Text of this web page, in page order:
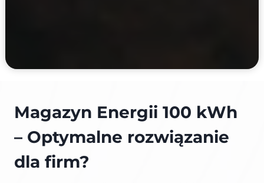
Magazyn Energii 100 kWh
– Optymalne rozwiązanie
dla firm?